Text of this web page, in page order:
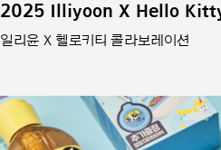
2025 Illiyoon X Hello
일리윤 X 헬로키티 콜라보레이션